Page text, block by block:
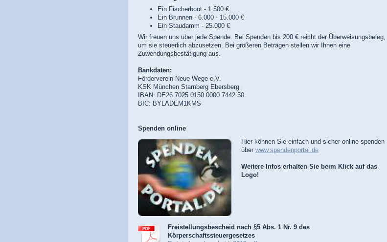
Ein Fischerboot - 1.500 €
Ein Brunnen - 6.000 - 15.000 €
Ein Staudamm - 25.000 €
Wir freuen uns über jede Spende. Bei Spenden bis 200 € reicht der Überweisungsbeleg,
um sie steuerlich abzusetzen. Bei größeren Beträgen stellen wir Ihnen eine
Zuwendungsbestätigung aus.
Bankdaten:
Förderverein Neue Wege e.V.
KSK München Starnberg Ebersberg
IBAN: DE26 7025 0150 0000 7442 50
BIC: BYLADEM1KMS
Spenden online
Hier können Sie einfach und sicher online spenden
über www.spendenportal.de
Weitere Infos erhalten Sie beim Klick auf das
Logo!
Freistellungsbescheid nach §5 Abs. 1 Nr. 9 des
Körperschaftssteuergesetzes